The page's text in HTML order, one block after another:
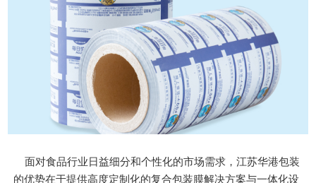
面对食品行业日益细分和个性化的市场需求，江苏华港包装
的优势在于提供高度定制化的复合包装膜解决方案与一体化设